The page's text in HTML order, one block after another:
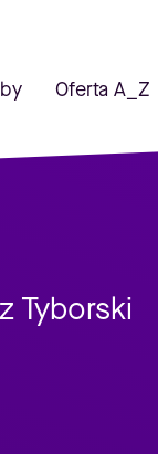
Oferta A_Z
Tyborski